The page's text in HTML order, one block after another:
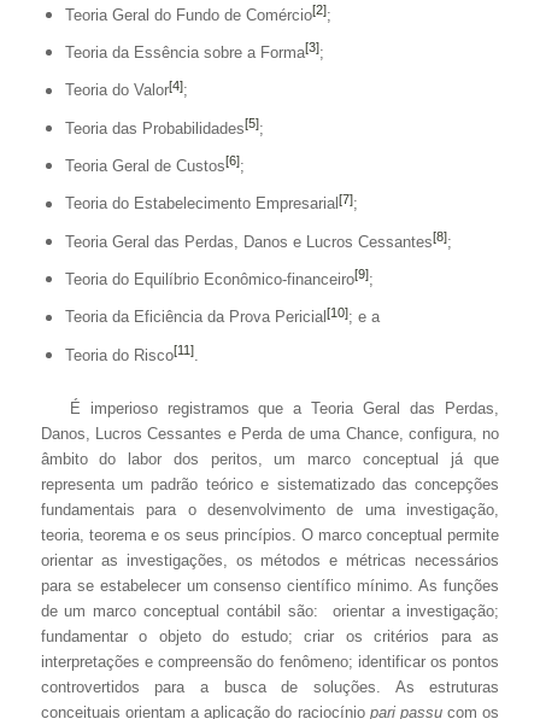
Teoria Geral do Fundo de Comércio[2];
Teoria da Essência sobre a Forma[3];
Teoria do Valor[4];
Teoria das Probabilidades[5];
Teoria Geral de Custos[6];
Teoria do Estabelecimento Empresarial [7];
Teoria Geral das Perdas, Danos e Lucros Cessantes[8];
Teoria do Equilíbrio Econômico-financeiro[9];
Teoria da Eficiência da Prova Pericial [10]; e a
Teoria do Risco[11].
É imperioso registramos que a Teoria Geral das Perdas,
Danos, Lucros Cessantes e Perda de uma Chance, configura, no
âmbito do labor dos peritos, um marco conceptual já que
representa um padrão teórico e sistematizado das concepções
fundamentais para o desenvolvimento de uma investigação,
teoria, teorema e os seus princípios. O marco conceptual permite
orientar as investigações, os métodos e métricas necessários
para se estabelecer um consenso científico mínimo. As funções
de um marco conceptual contábil são: orientar a investigação;
fundamentar o objeto do estudo; criar os critérios para as
interpretações e compreensão do fenômeno; identificar os pontos
controvertidos para a busca de soluções. As estruturas
conceituais orientam a aplicação do raciocínio pari passu com os